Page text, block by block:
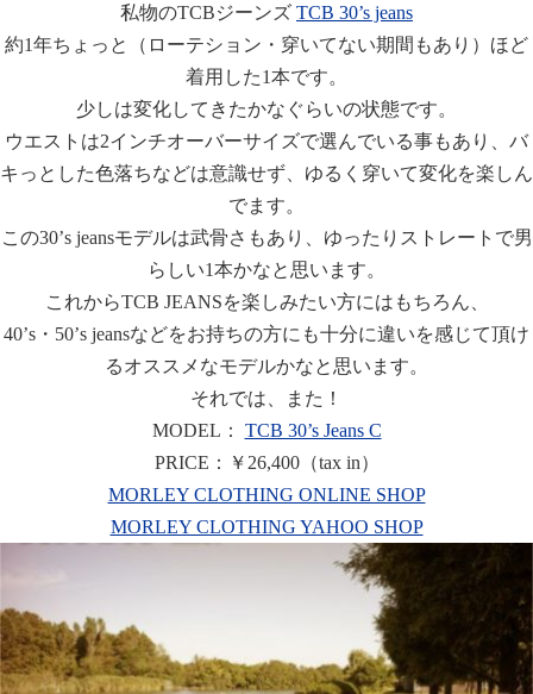
私物のTCBジーンズ TCB 30’s jeans
約1年ちょっと（ローテション・穿いてない期間もあり）ほど
着用した1本です。
少しは変化してきたかなぐらいの状態です。
ウエストは2インチオーバーサイズで選んでいる事もあり、バ
キっとした色落ちなどは意識せず、ゆるく穿いて変化を楽しん
でます。
この30’s jeansモデルは武骨さもあり、ゆったりストレートで男
らしい1本かなと思います。
これからTCB JEANSを楽しみたい方にはもちろん、
40’s・50’s jeansなどをお持ちの方にも十分に違いを感じて頂け
るオススメなモデルかなと思います。
それでは、また！
MODEL： TCB 30’s Jeans C
PRICE：￥26,400（tax in）
MORLEY CLOTHING ONLINE SHOP
MORLEY CLOTHING YAHOO SHOP